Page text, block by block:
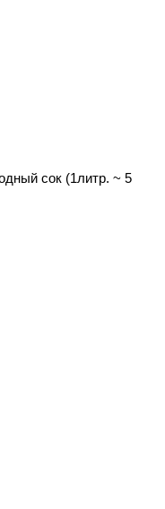
сок (1литр. ~ 5